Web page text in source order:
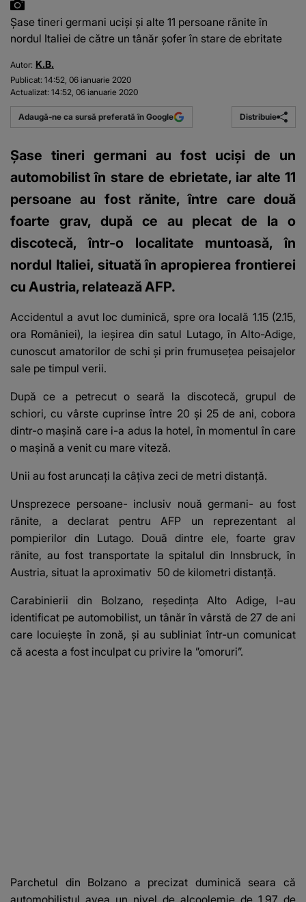
Şase tineri germani ucişi şi alte 11 persoane rănite în
nordul Italiei de către un tânăr şofer în stare de ebritate
Autor: K.B.
Publicat: 14:52, 06 ianuarie 2020
Actualizat: 14:52, 06 ianuarie 2020
Adaugă-ne ca sursă preferată în Google Distribuie
Şase tineri germani au fost ucişi de un
automobilist în stare de ebrietate, iar alte 11
persoane au fost rănite, între care două
foarte grav, după ce au plecat de la o
discotecă, într-o localitate muntoasă, în
nordul Italiei, situată în apropierea frontierei
cu Austria, relatează AFP.
Accidentul a avut loc duminică, spre ora locală 1.15 (2.15,
ora României), la ieşirea din satul Lutago, în Alto-Adige,
cunoscut amatorilor de schi şi prin frumuseţea peisajelor
sale pe timpul verii.
După ce a petrecut o seară la discotecă, grupul de
schiori, cu vârste cuprinse între 20 şi 25 de ani, cobora
dintr-o maşină care i-a adus la hotel, în momentul în care
o maşină a venit cu mare viteză.
Unii au fost aruncaţi la câţiva zeci de metri distanţă.
Unsprezece persoane- inclusiv nouă germani- au fost
rănite, a declarat pentru AFP un reprezentant al
pompierilor din Lutago. Două dintre ele, foarte grav
rănite, au fost transportate la spitalul din Innsbruck, în
Austria, situat la aproximativ 50 de kilometri distanţă.
Carabinierii din Bolzano, reşedinţa Alto Adige, l-au
identificat pe automobilist, un tânăr în vârstă de 27 de ani
care locuieşte în zonă, şi au subliniat într-un comunicat
că acesta a fost inculpat cu privire la ”omoruri”.
Parchetul din Bolzano a precizat duminică seara că
automobilistul avea un nivel de alcoolemie de 1,97 de